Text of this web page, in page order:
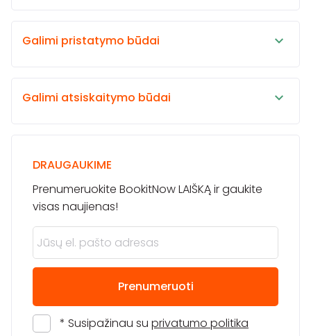
Galimi pristatymo būdai
Galimi atsiskaitymo būdai
DRAUGAUKIME
Prenumeruokite BookitNow LAIŠKĄ ir gaukite
visas naujienas!
Prenumeruoti
* Susipažinau su privatumo politika